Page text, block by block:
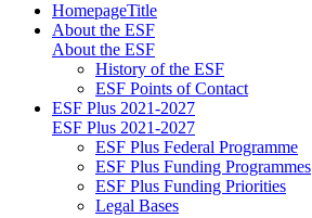
HomepageTitle
About the ESF
About the ESF
His­to­ry of the ESF
ESF Points of Con­tact
ESF Plus 2021-2027
ESF Plus 2021-2027
ESF Plus Fed­er­al Pro­gramme
ESF Plus Fund­ing Pro­grammes
ESF Plus Fund­ing Pri­or­i­ties
Le­gal Bases